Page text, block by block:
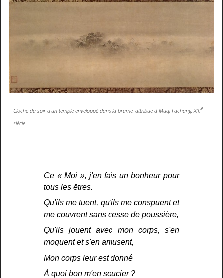
Cloche du soir d'un temple enveloppé dans la brume, attribué à Muqi Fachang, XIIIe
siècle.
Ce « Moi », j'en fais un bonheur pour
tous les êtres.
Qu'ils me tuent, qu'ils me conspuent et
me couvrent sans cesse de poussière,
Qu'ils jouent avec mon corps, s'en
moquent et s'en amusent,
Mon corps leur est donné
À quoi bon m'en soucier ?